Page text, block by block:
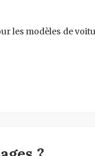
les modèles de